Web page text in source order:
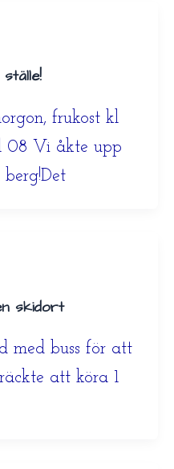
frukost kl
08 Vi åkte upp
skidort
med buss för att
att köra 1